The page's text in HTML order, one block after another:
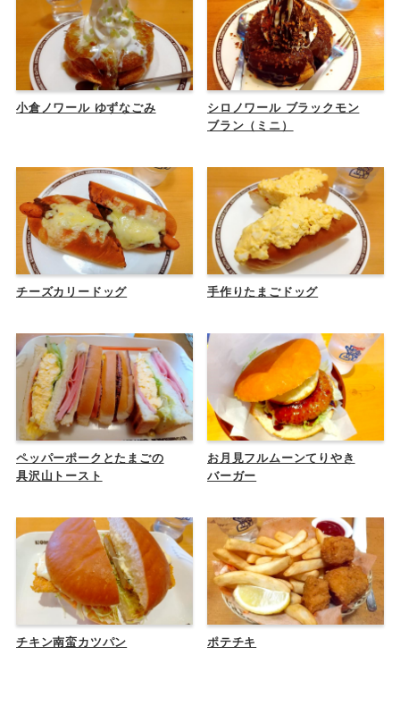
小倉ノワール ゆずなごみ
シロノワール ブラックモン
ブラン（ミニ）
チーズカリードッグ 手作りたまごドッグ
ペッパーポークとたまごの
具沢山トースト
お月見フルムーンてりやき
バーガー
チキン南蛮カツパン ポテチキ